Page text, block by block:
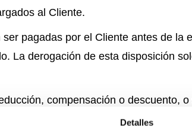
Detalles
al Cliente.
pagadas por el Cliente antes de la
La derogación de esta disposición
compensación o descuento,